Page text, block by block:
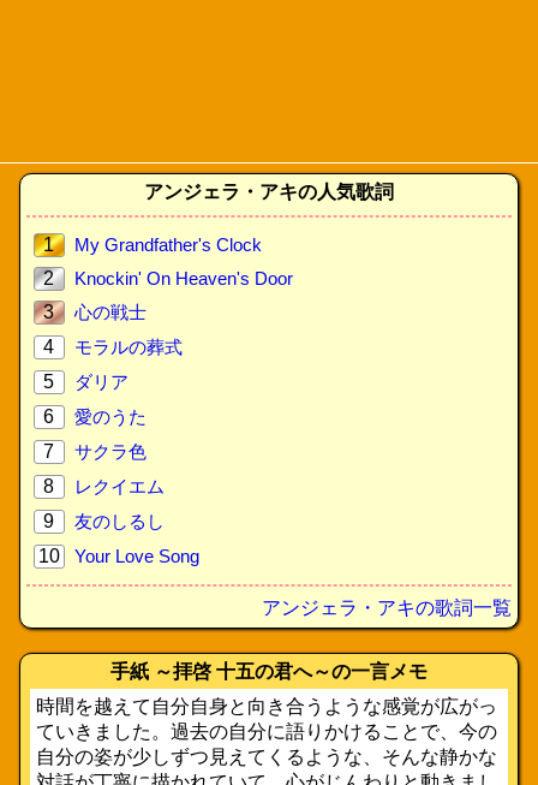
アンジェラ・アキの人気歌詞
1
My Grandfather's Clock
2
Knockin' On Heaven's Door
3
心の戦士
4
モラルの葬式
5
ダリア
6
愛のうた
7
サクラ色
8
レクイエム
9
友のしるし
10
Your Love Song
アンジェラ・アキの歌詞一覧
手紙 ～拝啓 十五の君へ～の一言メモ
時間を越えて自分自身と向き合うような感覚が広がっ
ていきました。過去の自分に語りかけることで、今の
自分の姿が少しずつ見えてくるような、そんな静かな